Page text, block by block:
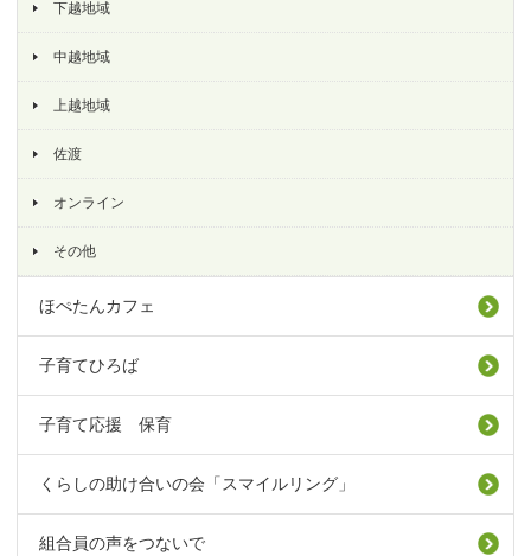
下越地域
中越地域
上越地域
佐渡
オンライン
その他
ほぺたんカフェ
子育てひろば
子育て応援 保育
くらしの助け合いの会「スマイルリング」
組合員の声をつないで